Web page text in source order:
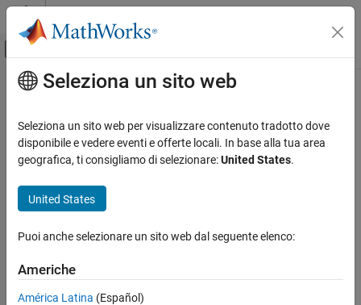
Vai al contenuto
Attiva/disattiva menu di navigazione
Pagina iniziale della documentazione
Contenuto principale
How useful was this information?
Seleziona un sito web
Seleziona un sito web per visualizzare contenuto tradotto dove
disponibile e vedere eventi e offerte locali. In base alla tua area
geografica, ti consigliamo di selezionare:United States.
United States
Puoi anche selezionare un sito web dal seguente elenco:
Americhe
América Latina (Español)